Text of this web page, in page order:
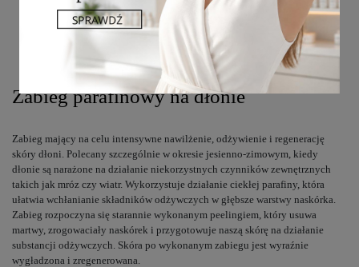
popękana skóra
przebarwienia
rozdwajające się, łamliwe paznokcie
Zabieg parafinowy na dłonie
Zabieg mający na celu intensywne nawilżenie, odżywienie i regenerację
skóry dłoni. Polecany szczególnie w okresie jesienno-zimowym, kiedy
dłonie są narażone na działanie niekorzystnych czynników zewnętrznych
takich jak mróz czy wiatr. Wykorzystuje działanie ciekłej parafiny, która
ułatwia wchłanianie składników odżywczych w głębsze warstwy naskórka.
Zabieg rozpoczyna się starannie wykonanym peelingiem, który usuwa
martwy, zrogowaciały naskórek i przygotowuje naszą skórę na działanie
substancji odżywczych. Skóra po wykonanym zabiegu jest wyraźnie
wygładzona i zregenerowana.